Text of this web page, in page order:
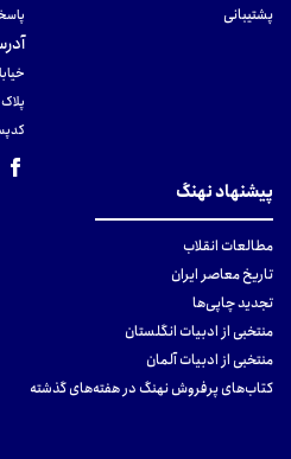
پشتیبانی
پلاک 121، واحد ۴.
کدپستی:
پیشنهاد نهنگ
مطالعات انقلاب
تاریخ معاصر ایران
تجدید چاپی‌ها
منتخبی از ادبیات انگلستان
منتخبی از ادبیات آلمان
کتاب‌های پرفروش نهنگ در هفته‌های گذشته